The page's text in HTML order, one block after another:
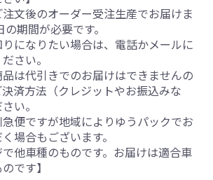
文後のオーダー受注生産でお届けま
期間が必要です。
になりたい場合は、電話かメールに
さい。
は代引きでのお届けはできませんの
済方法（クレジットやお振込みな
い。
便ですが地域によりゆうパックでお
場合もございます。
で他車種のものです。お届けは適合車
です】